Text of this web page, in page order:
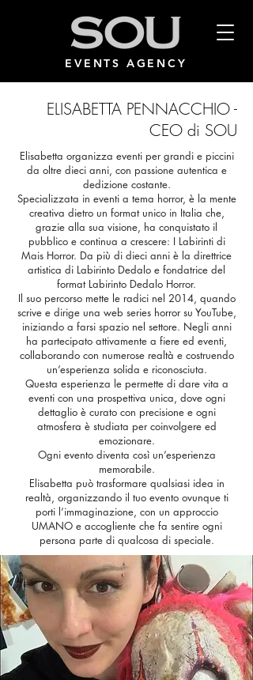
EVENTS AGENCY
ELISABETTA PENNACCHIO -
CEO di SOU
Elisabetta organizza eventi per grandi e piccini
da oltre dieci anni, con passione autentica e
dedizione costante.
Specializzata in eventi a tema horror, è la mente
creativa dietro un format unico in Italia che,
grazie alla sua visione, ha conquistato il
pubblico e continua a crescere: I Labirinti di
Mais Horror. Da più di dieci anni è la direttrice
artistica di Labirinto Dedalo e fondatrice del
format Labirinto Dedalo Horror.
Il suo percorso mette le radici nel 2014, quando
scrive e dirige una web series horror su YouTube,
iniziando a farsi spazio nel settore. Negli anni
ha partecipato attivamente a fiere ed eventi,
collaborando con numerose realtà e costruendo
un’esperienza solida e riconosciuta.
Questa esperienza le permette di dare vita a
eventi con una prospettiva unica, dove ogni
dettaglio è curato con precisione e ogni
atmosfera è studiata per coinvolgere ed
emozionare.
Ogni evento diventa così un’esperienza
memorabile.
Elisabetta può trasformare qualsiasi idea in
realtà, organizzando il tuo evento ovunque ti
porti l’immaginazione, con un approccio
UMANO e accogliente che fa sentire ogni
persona parte di qualcosa di speciale.